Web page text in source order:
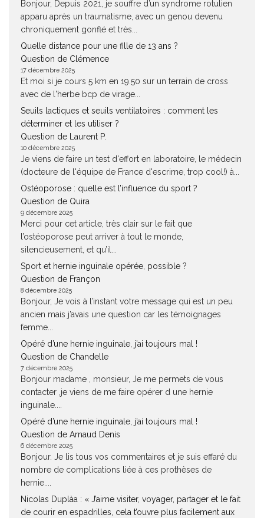
Bonjour, Depuis 2021, je souffre d’un syndrome rotulien
apparu après un traumatisme, avec un genou devenu
chroniquement gonflé et très...
Quelle distance pour une fille de 13 ans ?
Question de Clémence
17 décembre 2025
Et moi si je cours 5 km en 19.50 sur un terrain de cross
avec de l'herbe bcp de virage...
Seuils lactiques et seuils ventilatoires : comment les
déterminer et les utiliser ?
Question de Laurent P.
10 décembre 2025
Je viens de faire un test d'effort en laboratoire, le médecin
(docteure de l'équipe de France d'escrime, trop cool!) à...
Ostéoporose : quelle est l’influence du sport ?
Question de Quira
9 décembre 2025
Merci pour cet article, très clair sur le fait que
l’ostéoporose peut arriver à tout le monde,
silencieusement, et qu’il...
Sport et hernie inguinale opérée, possible ?
Question de Françon
8 décembre 2025
Bonjour, Je vois à l’instant votre message qui est un peu
ancien mais j’avais une question car les témoignages
femme...
Opéré d’une hernie inguinale, j’ai toujours mal !
Question de Chandelle
7 décembre 2025
Bonjour madame , monsieur, Je me permets de vous
contacter ,je viens de me faire opérer d une hernie
inguinale....
Opéré d’une hernie inguinale, j’ai toujours mal !
Question de Arnaud Denis
6 décembre 2025
Bonjour. Je lis tous vos commentaires et je suis effaré du
nombre de complications liée à ces prothèses de
hernie....
Nicolas Duplàa : « J’aime visiter, voyager, partager et le fait
de courir en espadrilles, cela t’ouvre plus facilement aux